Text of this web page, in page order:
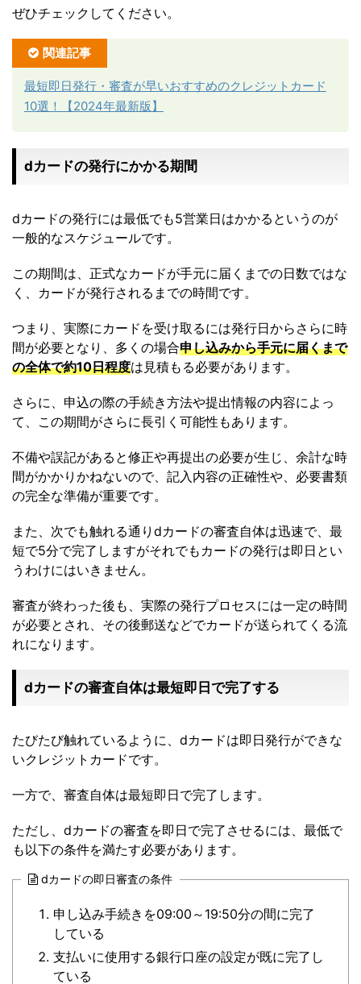
ぜひチェックしてください。
関連記事
最短即日発行・審査が早いおすすめのクレジットカード
10選！【2024年最新版】
dカードの発行にかかる期間
dカードの発行には最低でも5営業日はかかるというのが
一般的なスケジュールです。
この期間は、正式なカードが手元に届くまでの日数ではな
く、カードが発行されるまでの時間です。
つまり、実際にカードを受け取るには発行日からさらに時
間が必要となり、多くの場合申し込みから手元に届くまで
の全体で約10日程度は見積もる必要があります。
さらに、申込の際の手続き方法や提出情報の内容によっ
て、この期間がさらに長引く可能性もあります。
不備や誤記があると修正や再提出の必要が生じ、余計な時
間がかかりかねないので、記入内容の正確性や、必要書類
の完全な準備が重要です。
また、次でも触れる通りdカードの審査自体は迅速で、最
短で5分で完了しますがそれでもカードの発行は即日とい
うわけにはいきません。
審査が終わった後も、実際の発行プロセスには一定の時間
が必要とされ、その後郵送などでカードが送られてくる流
れになります。
dカードの審査自体は最短即日で完了する
たびたび触れているように、dカードは即日発行ができな
いクレジットカードです。
一方で、審査自体は最短即日で完了します。
ただし、dカードの審査を即日で完了させるには、最低で
も以下の条件を満たす必要があります。
dカードの即日審査の条件
申し込み手続きを09:00～19:50分の間に完了
している
支払いに使用する銀行口座の設定が既に完了し
ている